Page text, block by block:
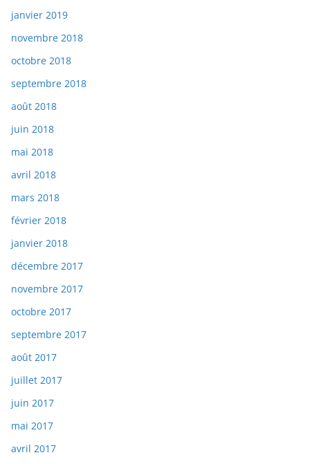
janvier 2019
novembre 2018
octobre 2018
septembre 2018
août 2018
juin 2018
mai 2018
avril 2018
mars 2018
février 2018
janvier 2018
décembre 2017
novembre 2017
octobre 2017
septembre 2017
août 2017
juillet 2017
juin 2017
mai 2017
avril 2017